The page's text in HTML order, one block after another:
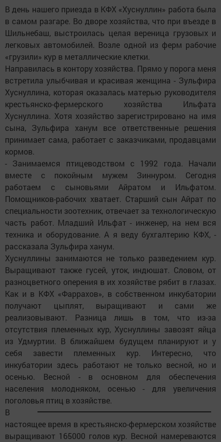
В день нашего приезда в КФХ «Хуснуллин» работа была
в самом разгаре. Во дворе хозяйства, что при въезде в
Шильнебаш, выстроилась целая вереница грузовых и
легковых автомобилей. Возле одной из ферм рабочие
«грузили» кур в металлические клетки.
Направилась в контору хозяйства. Прямо у порога меня
встретила улыбчивая и красивая женщина - Зульфира
Хуснуллина, которая оказалась матерью руководителя
крестьянско-фермерского хозяйства Ильфата
Хуснуллина. Хотя хозяйство зарегистрировано на имя
сына, Зульфира ханум все ответственные решения
принимает сама, работает с заказчиками, продавцами
кормов.
- Занимаемся птицеводством с 1992 года. Начали
вместе с покойным мужем Зиннуром. Сегодня
работаем с сыновьями Айратом и Ильфатом.
Помощников-рабочих хватает. Старший сын Айрат по
специальности зоотехник, отвечает за технологическую
часть работ. Младший Ильфат - инженер, на нем вся
техника и оборудование. А я веду бухгалтерию КФХ, -
рассказала Зульфира ханум.
Хуснуллины занимаются не только разведением кур.
Выращивают также гусей, уток, индюшат. Словом, от
разноцветного оперения в их хозяйстве рябит в глазах.
Как и в КФХ «Фаррахов», в собственном инкубатории
получают цыплят, выращивают и сами же
реализовывают. Разница лишь в том, что из-за
отсутствия племенных кур, Хуснуллины завозят яйца
из Удмуртии. В ближайшем будущем планируют и у
себя завести племенных кур. Интересно, что
инкубатории здесь работают не только весной, но и
осенью. Весной - в основном для обеспечения
населения молодняком, осенью - для увеличения
поголовья птиц в хозяйстве.
В
настоящее время в крестьянско-фермерском хозяйстве
выращивают 165000 голов кур. Весной намереваются